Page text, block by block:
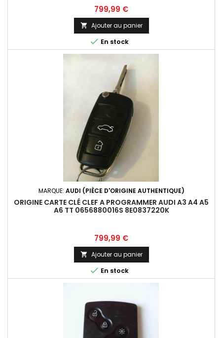
Prix
799,99 €
 Ajouter au panier
 En stock
MARQUE: AUDI (PIÈCE D'ORIGINE AUTHENTIQUE)
ORIGINE CARTE CLÉ CLEF A PROGRAMMER AUDI A3 A4 A5
A6 TT 0656880016S 8E0837220K
Prix
799,99 €
 Ajouter au panier
 En stock